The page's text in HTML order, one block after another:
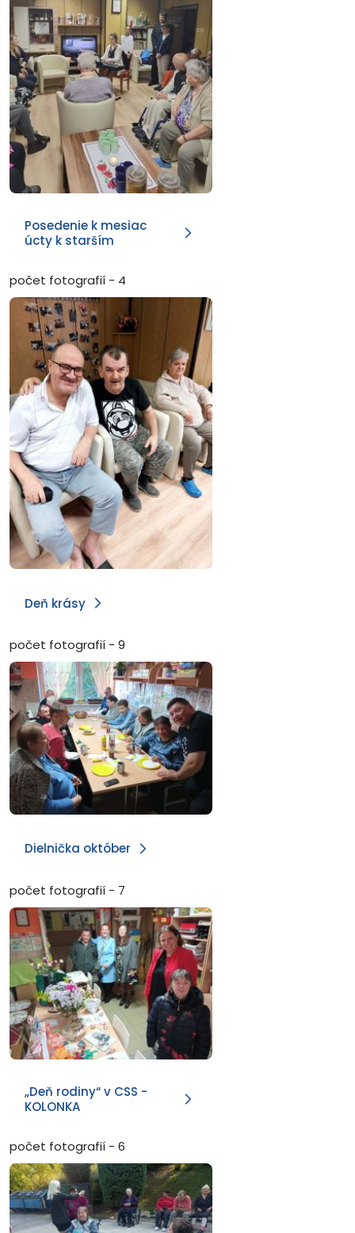
Posedenie k mesiac
úcty k starším
počet fotografií - 4
Deň krásy
počet fotografií - 9
Dielnička október
počet fotografií - 7
„Deň rodiny“ v CSS -
KOLONKA
počet fotografií - 6